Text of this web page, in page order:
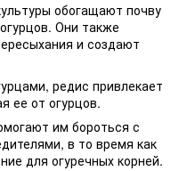
обогащают почву
Они также
и создают
редис привлекает
ее от огурцов.
им бороться с
в то время как
для огуречных корней.